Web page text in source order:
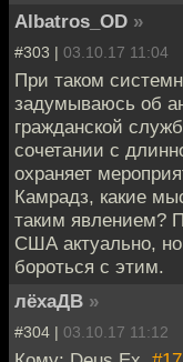
Albatros_OD »
#303 | 03.10.17 11:04
При таком
задумываюсь об
гражданской
сочетании с
охраняет
Камрадз, какие
таким явлением?
США актуально,
бороться с этим.
лёхаДВ »
#304 | 03.10.17 11:12